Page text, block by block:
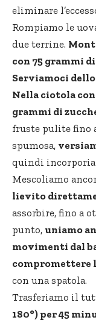
eliminare
Rompiamo le
due terrine.
con 75 grammi
Serviamoci
Nella ciotola
grammi di
fruste pulite fino
spumosa,
quindi
Mescoliamo
lievito
assorbire, fino a
punto, uniamo
movimenti dal
compromettere
con una spatola.
Trasferiamo il
180°) per 45